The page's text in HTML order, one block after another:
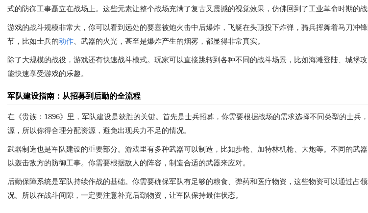
式的防御工事矗立在战场上。这些元素让整个战场充满了复古又震撼的视觉效果，仿佛回到了工业革命时期的战
游戏的战斗规模非常大，你可以看到远处的要塞被炮火击中后爆炸，飞艇在头顶投下炸弹，骑兵挥舞着马刀冲
节，比如士兵的动作 、武器的火光，甚至是爆炸产生的烟雾，都显得非常真实。
除了大规模的战役，游戏还有快速战斗模式。玩家可以直接跳转到各种不同的战斗场景，比如海滩登陆、城堡
能快速享受游戏的乐趣。
军队建设指南：从招募到后勤的全流程
在《贵族：1896》里，军队建设是获胜的关键。首先是士兵招募，你需要根据战场的需求选择不同类型的士
源，所以你得合理分配资源，避免出现兵力不足的情况。
武器制造也是军队建设的重要部分。游戏里有多种武器可以制造，比如步枪、加特林机枪、大炮等。不同的
以轰击敌方的防御工事。你需要根据敌人的阵容，制造合适的武器来应对。
后勤保障系统是军队持续作战的基础。你需要确保军队有足够的粮食、弹药和医疗物资，这些物资可以通过
况。所以在战斗间隙，一定要注意补充后勤物资，让军队保持最佳状态。